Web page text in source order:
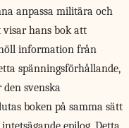
anpassa militära och
visar hans bok att
information från
spänningsförhållande,
svenska
boken på samma sätt